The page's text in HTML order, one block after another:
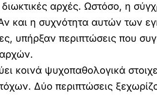
αρχές. Ωστόσο, η
και η συχνότητα αυτών των
υπήρξαν περιπτώσεις που
κοινά ψυχοπαθολογικά
Δύο περιπτώσεις